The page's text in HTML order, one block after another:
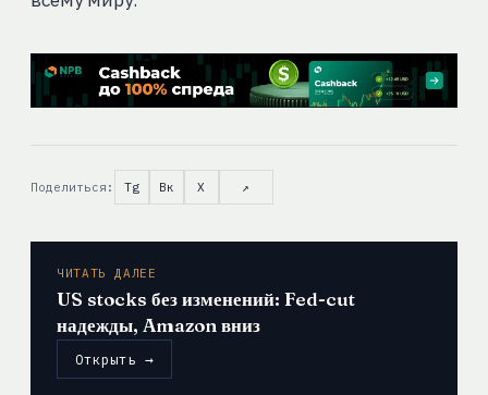
Поделиться: Tg Вк X ↗
ЧИТАТЬ ДАЛЕЕ
US stocks без изменений: Fed-cut
надежды, Amazon вниз
Открыть →